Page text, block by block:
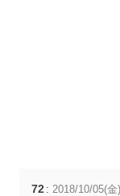
72 : 2018/10/05(